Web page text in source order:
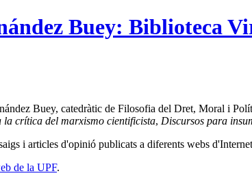
Buey: Biblioteca
Buey, catedràtic de Filosofia del Dret, Moral i
la crítica del marxismo cientificista, Discursos para
i articles d'opinió publicats a diferents webs
de la UPF.